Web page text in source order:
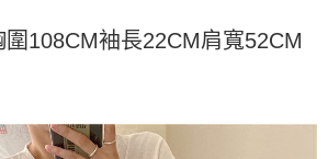
股份有限公司”所提供，让用户于交易时，得通过
并由商店将买卖／分期付款买卖价金债权让与本公
網銀等方式進行付款。
款的時間，再加上使用AFTEE可延長的天數所計算
延長您收到商品前的繳費天數，但無法保證一定能
含以上)免运费
108CM袖長22CM肩寬52CM